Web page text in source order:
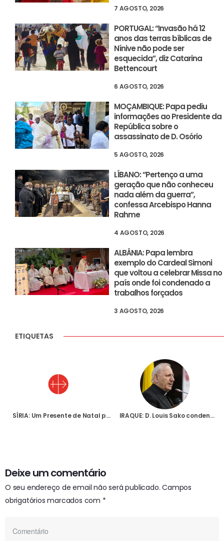
7 AGOSTO, 2026
PORTUGAL: “Invasão há 12
anos das terras bíblicas de
Nínive não pode ser
esquecida”, diz Catarina
Bettencourt
6 AGOSTO, 2026
MOÇAMBIQUE: Papa pediu
informações ao Presidente da
República sobre o
assassinato de D. Osório
5 AGOSTO, 2026
LÍBANO: “Pertenço a uma
geração que não conheceu
nada além da guerra”,
confessa Arcebispo Hanna
Rahme
4 AGOSTO, 2026
ALBÂNIA: Papa lembra
exemplo do Cardeal Simoni
que voltou a celebrar Missa no
país onde foi condenado a
trabalhos forçados
3 AGOSTO, 2026
ETIQUETAS
SÍRIA: Um Presente de Natal para as Crianças IRAQUE: D. Louis Sako condena atentado bombista contra casa de comerciante cristão em Amarah
Deixe um comentário
O seu endereço de email não será publicado. Campos
obrigatórios marcados com *